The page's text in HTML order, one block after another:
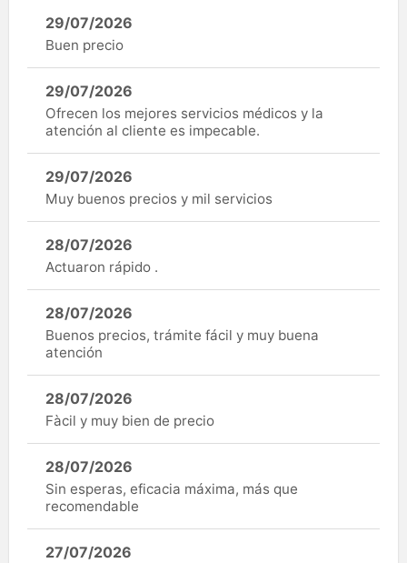
29/07/2026
Buen precio
29/07/2026
Ofrecen los mejores servicios médicos y la
atención al cliente es impecable.
29/07/2026
Muy buenos precios y mil servicios
28/07/2026
Actuaron rápido .
28/07/2026
Buenos precios, trámite fácil y muy buena
atención
28/07/2026
Fàcil y muy bien de precio
28/07/2026
Sin esperas, eficacia máxima, más que
recomendable
27/07/2026